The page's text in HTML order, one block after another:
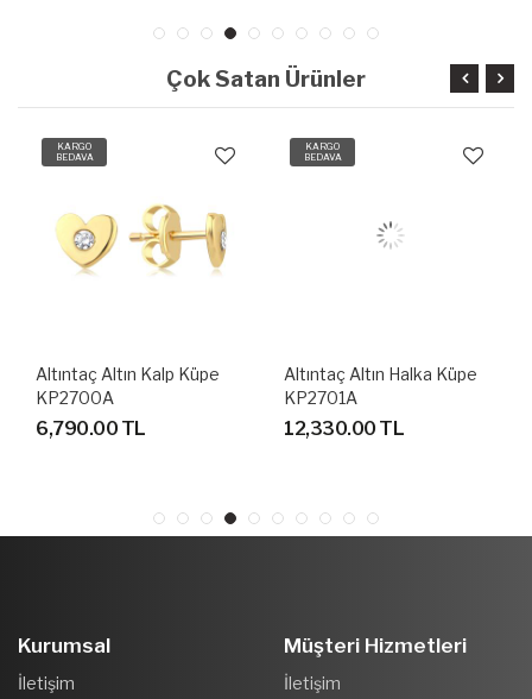
Çok Satan Ürünler
KARGO
BEDAVA
Altıntaç Altın Kalp Küpe
KP2700A
6,790.00 TL
KARGO
BEDAVA
Altıntaç Altın Halka Küpe
KP2701A
12,330.00 TL
Kurumsal
İletişim
Müşteri Hizmetleri
İletişim